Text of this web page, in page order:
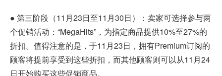
● 第三阶段（11月23日至11月30日）：卖家可选择参与两
个促销活动：“MegaHits”，为指定商品提供10%至27%的
折扣。值得注意的是，于11月23日，拥有Premium订阅的
顾客将提前享受到这些折扣，而其他顾客则可以从11月24
日开始购买这些促销商品。